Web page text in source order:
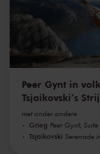
Peer Gynt in
Tsjaikovski’s
met onder andere
Grieg Peer Gynt,
Tsjaikovski Serenade